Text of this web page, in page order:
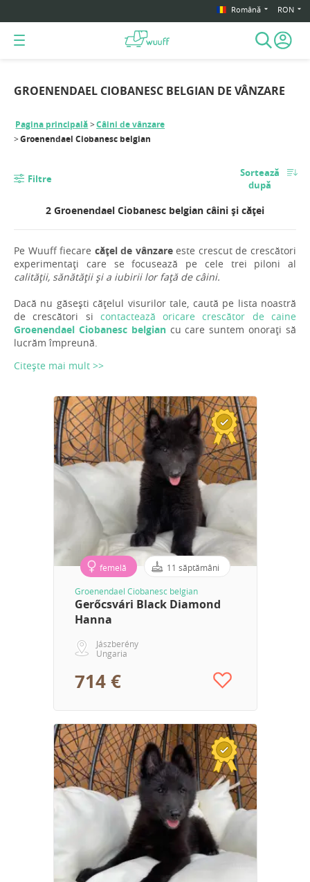
Română RON
GROENENDAEL CIOBANESC BELGIAN DE VÂNZARE
Pagina principală
Câini de vânzare
Groenendael Ciobanesc belgian
Filtre
Sortează
după
2 Groenendael Ciobanesc belgian câini și căței
Pe Wuuff fiecare cățel de vânzareeste crescut de crescători
experimentați care se focusează pe cele trei piloni al
calității, sănătății și a iubirii lor față de câini.
Dacă nu găsești cățelul visurilor tale, caută pe lista noastră
de crescători si contactează oricare crescător de caine
Groenendael Ciobanesc belgian cu care suntem onorați să
lucrăm împreună.
Citește mai mult >>
femelă 11 săptămâni
Groenendael Ciobanesc belgian
Gerőcsvári Black Diamond
Hanna
Jászberény
Ungaria
714 €